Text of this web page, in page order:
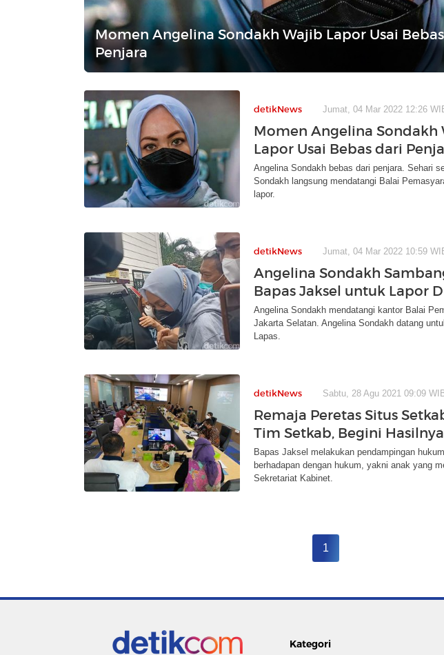
Momen Angelina Sondakh Wajib Lapor Usai
Penjara
detikNews Jumat, 04 Mar 2022 12:26
Momen Angelina Sondakh
Lapor Usai Bebas dari
Angelina Sondakh bebas dari penjara. Sehari
Sondakh langsung mendatangi Balai
lapor.
detikNews Jumat, 04 Mar 2022 10:59
Angelina Sondakh
Bapas Jaksel untuk Lapor
Angelina Sondakh mendatangi kantor Balai
Jakarta Selatan. Angelina Sondakh datang
Lapas.
detikNews Sabtu, 28 Agu 2021 09:09
Remaja Peretas Situs
Tim Setkab, Begini Hasilnya
Bapas Jaksel melakukan pendampingan
berhadapan dengan hukum, yakni anak yang
Sekretariat Kabinet.
1
Kategori